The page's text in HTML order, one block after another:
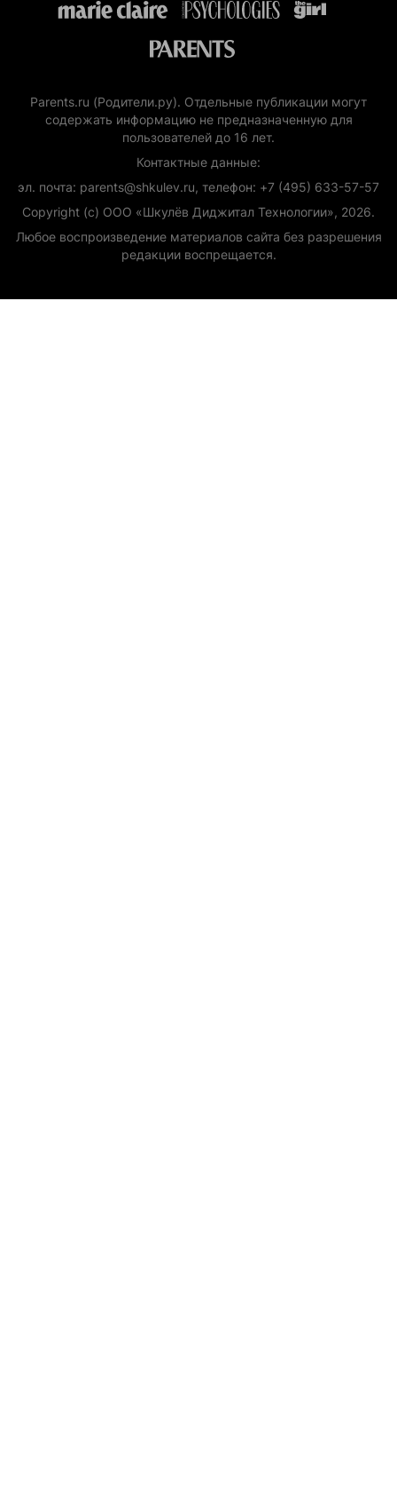
Parents.ru (Родители.ру). Отдельные публикации могут
содержать информацию не предназначенную для
пользователей до 16 лет.
Контактные данные:
эл. почта: parents@shkulev.ru, телефон: +7 (495) 633-57-57
Copyright (с) ООО «Шкулёв Диджитал Технологии», 2026.
Любое воспроизведение материалов сайта без разрешения
редакции воспрещается.